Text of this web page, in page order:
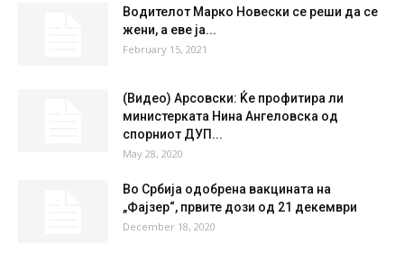
Водителот Марко Новески се реши да се
жени, а еве ја...
February 15, 2021
(Видео) Арсовски: Ќе профитира ли
министерката Нина Ангеловска од
спорниот ДУП...
May 28, 2020
Во Србија одобрена вакцината на
„Фајзер“, првите дози од 21 декември
December 18, 2020